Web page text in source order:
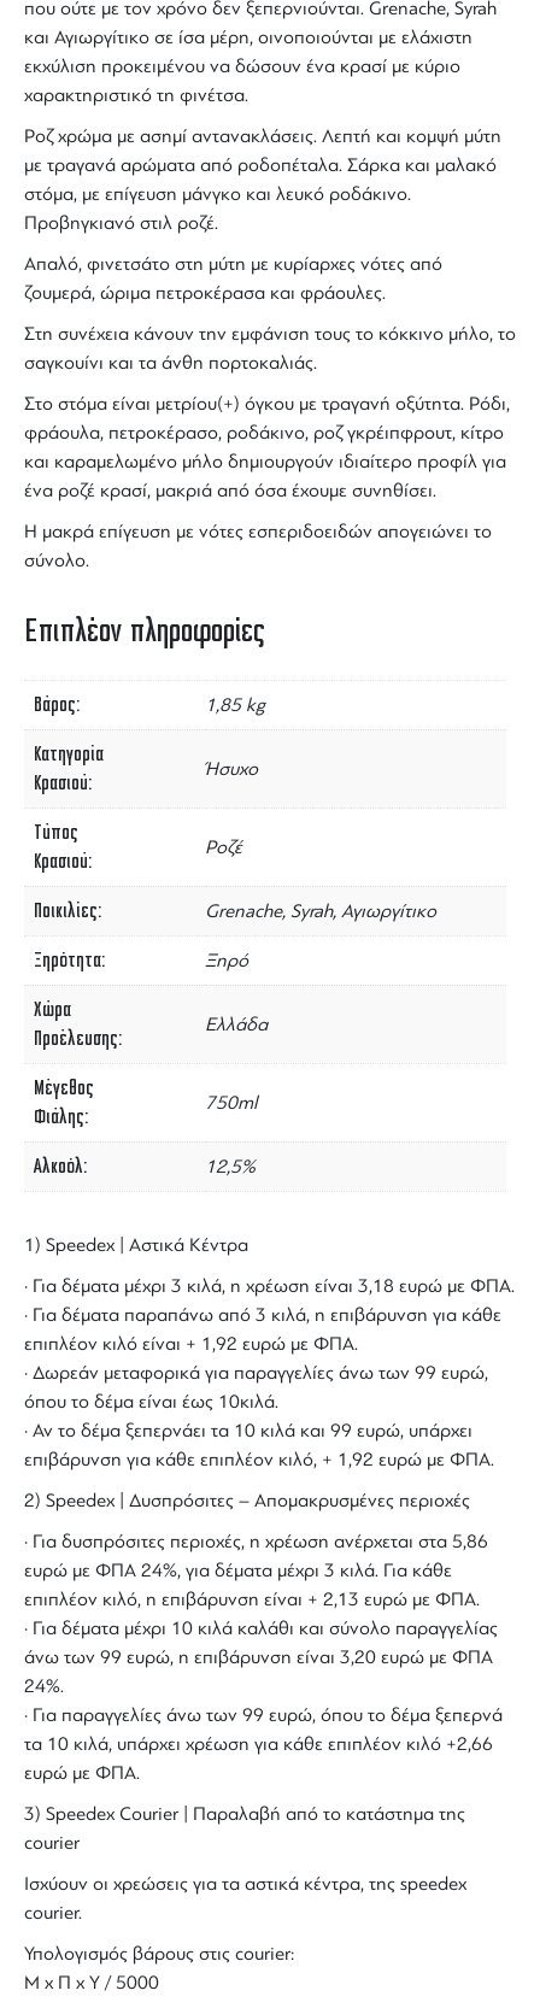
που ούτε με τον χρόνο δεν ξεπερνιούνται. Grenache, Syrah
και Αγιωργίτικο σε ίσα μέρη, οινοποιούνται με ελάχιστη
εκχύλιση προκειμένου να δώσουν ένα κρασί με κύριο
χαρακτηριστικό τη φινέτσα.
Ροζ χρώμα με ασημί αντανακλάσεις. Λεπτή και κομψή μύτη
με τραγανά αρώματα από ροδοπέταλα. Σάρκα και μαλακό
στόμα, με επίγευση μάνγκο και λευκό ροδάκινο.
Προβηγκιανό στιλ ροζέ.
Απαλό, φινετσάτο στη μύτη με κυρίαρχες νότες από
ζουμερά, ώριμα πετροκέρασα και φράουλες.
Στη συνέχεια κάνουν την εμφάνιση τους το κόκκινο μήλο, το
σαγκουίνι και τα άνθη πορτοκαλιάς.
Στο στόμα είναι μετρίου(+) όγκου με τραγανή οξύτητα. Ρόδι,
φράουλα, πετροκέρασο, ροδάκινο, ροζ γκρέιπφρουτ, κίτρο
και καραμελωμένο μήλο δημιουργούν ιδιαίτερο προφίλ για
ένα ροζέ κρασί, μακριά από όσα έχουμε συνηθίσει.
Η μακρά επίγευση με νότες εσπεριδοειδών απογειώνει το
σύνολο.
Επιπλέον πληροφορίες
Βάρος 1,85 kg
Κατηγορία
Κρασιού
Ήσυχο
Τύπος
Κρασιού
Ροζέ
Ποικιλίες Grenache, Syrah, Αγιωργίτικο
Ξηρότητα Ξηρό
Χώρα
Προέλευσης
Ελλάδα
Μέγεθος
Φιάλης
750ml
Αλκοόλ 12,5%
1) Speedex | Αστικά Κέντρα
· Για δέματα μέχρι 3 κιλά, η χρέωση είναι 3,18 ευρώ με ΦΠΑ.
· Για δέματα παραπάνω από 3 κιλά, η επιβάρυνση για κάθε
επιπλέον κιλό είναι + 1,92 ευρώ με ΦΠΑ.
· Δωρεάν μεταφορικά για παραγγελίες άνω των 99 ευρώ,
όπου το δέμα είναι έως 10κιλά.
· Αν το δέμα ξεπερνάει τα 10 κιλά και 99 ευρώ, υπάρχει
επιβάρυνση για κάθε επιπλέον κιλό, + 1,92 ευρώ με ΦΠΑ.
2) Speedex | Δυσπρόσιτες – Απομακρυσμένες περιοχές
· Για δυσπρόσιτες περιοχές, η χρέωση ανέρχεται στα 5,86
ευρώ με ΦΠΑ 24%, για δέματα μέχρι 3 κιλά. Για κάθε
επιπλέον κιλό, η επιβάρυνση είναι + 2,13 ευρώ με ΦΠΑ.
· Για δέματα μέχρι 10 κιλά καλάθι και σύνολο παραγγελίας
άνω των 99 ευρώ, η επιβάρυνση είναι 3,20 ευρώ με ΦΠΑ
24%.
· Για παραγγελίες άνω των 99 ευρώ, όπου το δέμα ξεπερνά
τα 10 κιλά, υπάρχει χρέωση για κάθε επιπλέον κιλό +2,66
ευρώ με ΦΠΑ.
3) Speedex Courier | Παραλαβή από το κατάστημα της
courier
Ισχύουν οι χρεώσεις για τα αστικά κέντρα, της speedex
courier.
Υπολογισμός βάρους στις courier:
Μ x Π x Y / 5000